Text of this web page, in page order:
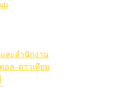
ม
ละสำนักงาน
อล–ดาวเทียม